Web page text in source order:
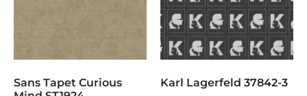
Sans Tapet Curious
Karl Lagerfeld 37842-3